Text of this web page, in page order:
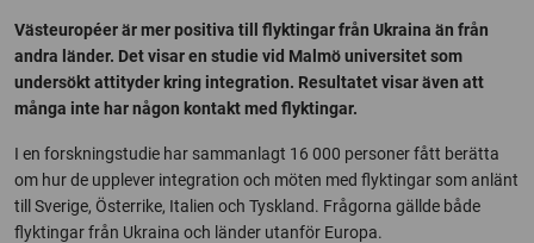
Västeuropéer är mer positiva till flyktingar från Ukraina än från
andra länder. Det visar en studie vid Malmö universitet som
undersökt attityder kring integration. Resultatet visar även att
många inte har någon kontakt med flyktingar.
I en forskningstudie har sammanlagt 16 000 personer fått berätta
om hur de upplever integration och möten med flyktingar som anlänt
till Sverige, Österrike, Italien och Tyskland. Frågorna gällde både
flyktingar från Ukraina och länder utanför Europa.